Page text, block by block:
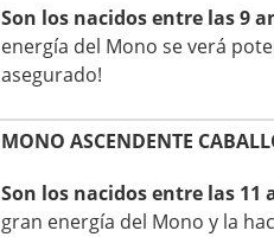
Son los nacidos entre las 9
energía del Mono se verá
asegurado!
MONO ASCENDENTE
Son los nacidos entre las 11
gran energía del Mono y la